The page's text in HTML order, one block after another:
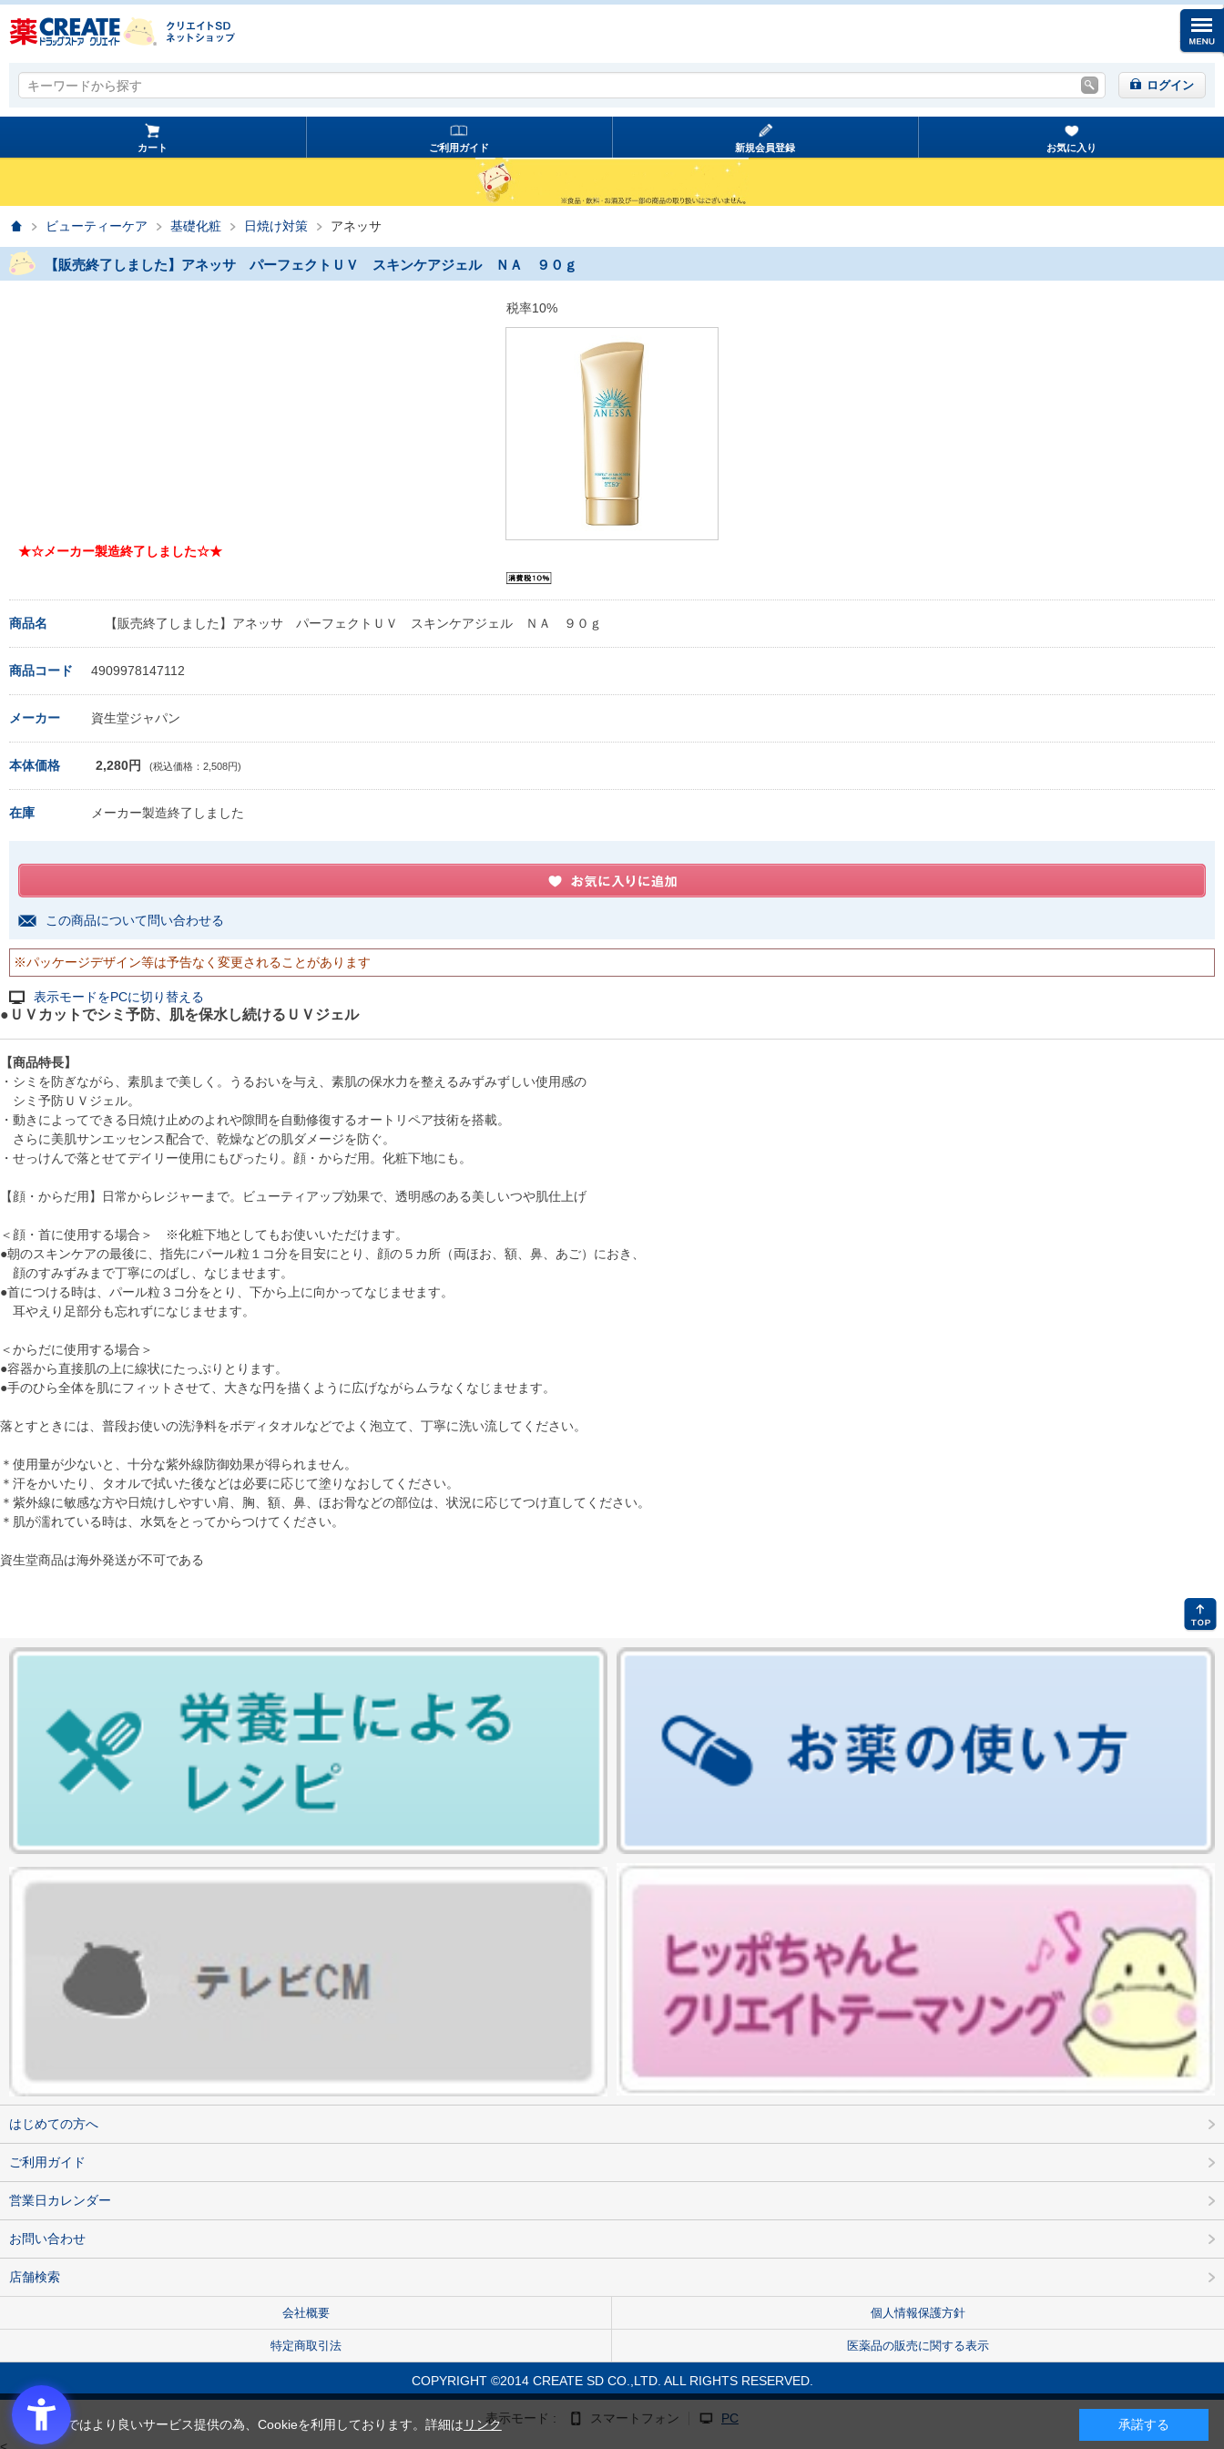
キーワードから探す
キーワードから探す ログイン
カート ご利用ガイド 新規会員登録 お気に入り
ホームビューティーケア 基礎化粧 日焼け対策 アネッサ
【販売終了しました】アネッサ パーフェクトＵＶ スキンケアジェル ＮＡ ９０ｇ
税率10%
★☆メーカー製造終了しました☆★
商品名 【販売終了しました】アネッサ パーフェクトＵＶ スキンケアジェル ＮＡ ９０ｇ
商品コード 4909978147112
メーカー 資生堂ジャパン
本体価格 2,280円 (税込価格：2,508円)
在庫 メーカー製造終了しました
この商品について問い合わせる
※パッケージデザイン等は予告なく変更されることがあります
表示モードをPCに切り替える
●ＵＶカットでシミ予防、肌を保水し続けるＵＶジェル
【商品特長】
・シミを防ぎながら、素肌まで美しく。うるおいを与え、素肌の保水力を整えるみずみずしい使用感の
シミ予防ＵＶジェル。
・動きによってできる日焼け止めのよれや隙間を自動修復するオートリペア技術を搭載。
さらに美肌サンエッセンス配合で、乾燥などの肌ダメージを防ぐ。
・せっけんで落とせてデイリー使用にもぴったり。顔・からだ用。化粧下地にも。
【顔・からだ用】日常からレジャーまで。ビューティアップ効果で、透明感のある美しいつや肌仕上げ
＜顔・首に使用する場合＞ ※化粧下地としてもお使いいただけます。
●朝のスキンケアの最後に、指先にパール粒１コ分を目安にとり、顔の５カ所（両ほお、額、鼻、あご）におき、
顔のすみずみまで丁寧にのばし、なじませます。
●首につける時は、パール粒３コ分をとり、下から上に向かってなじませます。
耳やえり足部分も忘れずになじませます。
＜からだに使用する場合＞
●容器から直接肌の上に線状にたっぷりとります。
●手のひら全体を肌にフィットさせて、大きな円を描くように広げながらムラなくなじませます。
落とすときには、普段お使いの洗浄料をボディタオルなどでよく泡立て、丁寧に洗い流してください。
＊使用量が少ないと、十分な紫外線防御効果が得られません。
＊汗をかいたり、タオルで拭いた後などは必要に応じて塗りなおしてください。
＊紫外線に敏感な方や日焼けしやすい肩、胸、額、鼻、ほお骨などの部位は、状況に応じてつけ直してください。
＊肌が濡れている時は、水気をとってからつけてください。
資生堂商品は海外発送が不可である
はじめての方へ
ご利用ガイド
営業日カレンダー
お問い合わせ
店舗検索
会社概要 個人情報保護方針
特定商取引法 医薬品の販売に関する表示
COPYRIGHT ©2014 CREATE SD CO.,LTD. ALL RIGHTS RESERVED.
表示モード : スマートフォン
PC
当サイトではより良いサービス提供の為、Cookieを利用しております。詳細は リンク 承諾する